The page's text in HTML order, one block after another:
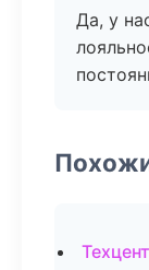
Да, у